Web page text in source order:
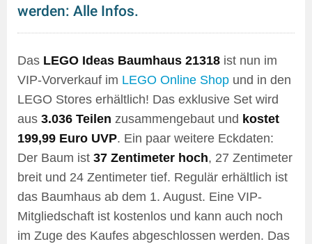
werden: Alle Infos.
Das LEGO Ideas Baumhaus 21318 ist nun im
VIP-Vorverkauf im LEGO Online Shop und in den
LEGO Stores erhältlich! Das exklusive Set wird
aus 3.036 Teilen zusammengebaut und kostet
199,99 Euro UVP. Ein paar weitere Eckdaten:
Der Baum ist 37 Zentimeter hoch, 27 Zentimeter
breit und 24 Zentimeter tief. Regulär erhältlich ist
das Baumhaus ab dem 1. August. Eine VIP-
Mitgliedschaft ist kostenlos und kann auch noch
im Zuge des Kaufes abgeschlossen werden. Das